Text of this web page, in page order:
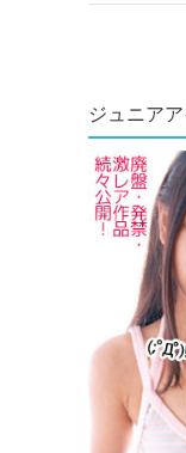
ジュニア